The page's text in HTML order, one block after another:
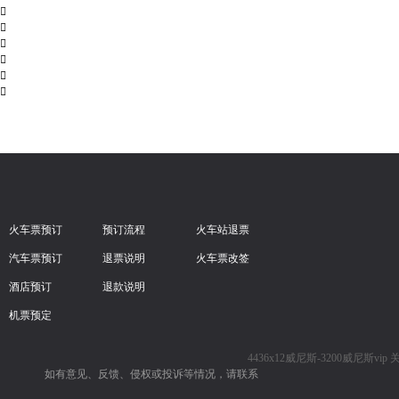






火车票预订
汽车票预订
酒店预订
机票预定
预订流程
退票说明
退款说明
火车站退票
火车票改签
4436x12威尼斯-3200威尼斯vip
如有意见、反馈、侵权或投诉等情况，请联系